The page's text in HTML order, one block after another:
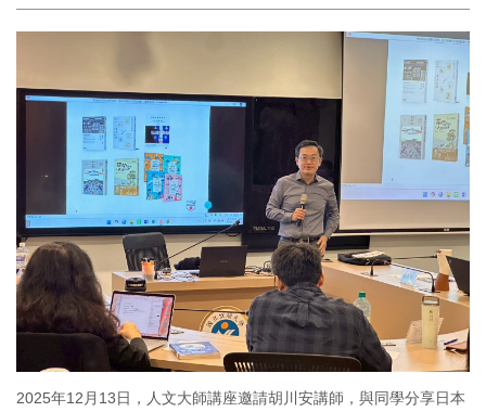
2025年12月13日，人文大師講座邀請胡川安講師，與同學分享日本